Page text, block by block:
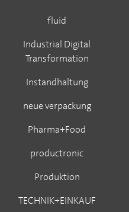
fluid
Industrial Digital
Transformation
Instandhaltung
neue verpackung
Pharma+Food
productronic
Produktion
TECHNIK+EINKAUF